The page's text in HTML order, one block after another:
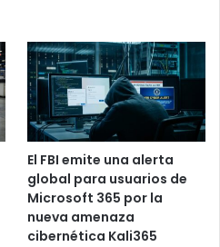
El FBI emite una alerta
global para usuarios de
Microsoft 365 por la
nueva amenaza
cibernética Kali365